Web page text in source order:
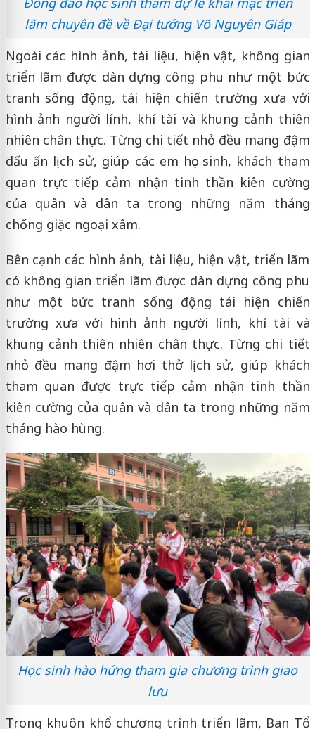
lãm chuyên đề về Đại tướng Võ Nguyên Giáp
Ngoài các hình ảnh, tài liệu, hiện vật, không gian
triển lãm được dàn dựng công phu như một bức
tranh sống động, tái hiện chiến trường xưa với
hình ảnh người lính, khí tài và khung cảnh thiên
nhiên chân thực. Từng chi tiết nhỏ đều mang đậm
dấu ấn lịch sử, giúp các em học sinh, khách tham
quan trực tiếp cảm nhận tinh thần kiên cường
của quân và dân ta trong những năm tháng
chống giặc ngoại xâm.
Bên cạnh các hình ảnh, tài liệu, hiện vật, triển lãm
có không gian triển lãm được dàn dựng công phu
như một bức tranh sống động tái hiện chiến
trường xưa với hình ảnh người lính, khí tài và
khung cảnh thiên nhiên chân thực. Từng chi tiết
nhỏ đều mang đậm hơi thở lịch sử, giúp khách
tham quan được trực tiếp cảm nhận tinh thần
kiên cường của quân và dân ta trong những năm
tháng hào hùng.
Học sinh hào hứng tham gia chương trình giao
lưu
Trong khuôn khổ chương trình triển lãm, Ban Tổ